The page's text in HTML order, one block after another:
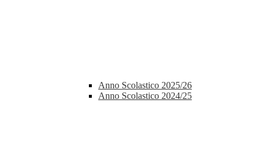
Anno Scolastico 2025/26
Anno Scolastico 2024/25